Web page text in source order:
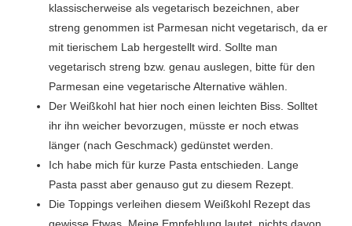
klassischerweise als vegetarisch bezeichnen, aber
streng genommen ist Parmesan nicht vegetarisch, da er
mit tierischem Lab hergestellt wird. Sollte man
vegetarisch streng bzw. genau auslegen, bitte für den
Parmesan eine vegetarische Alternative wählen.
Der Weißkohl hat hier noch einen leichten Biss. Solltet
ihr ihn weicher bevorzugen, müsste er noch etwas
länger (nach Geschmack) gedünstet werden.
Ich habe mich für kurze Pasta entschieden. Lange
Pasta passt aber genauso gut zu diesem Rezept.
Die Toppings verleihen diesem Weißkohl Rezept das
gewisse Etwas. Meine Empfehlung lautet, nichts davon